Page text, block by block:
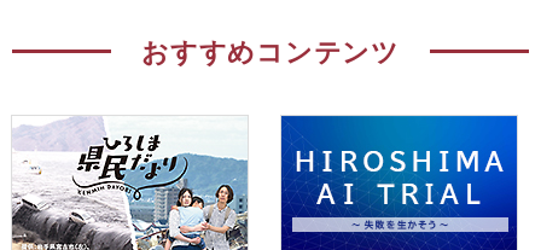
おすすめコンテンツ